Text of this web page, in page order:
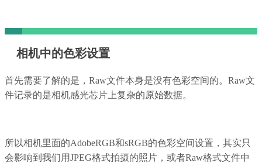
相机中的色彩设置
首先需要了解的是，Raw文件本身是没有色彩空间的。Raw文
件记录的是相机感光芯片上复杂的原始数据。
所以相机里面的AdobeRGB和sRGB的色彩空间设置，其实只
会影响到我们用JPEG格式拍摄的照片，或者Raw格式文件中